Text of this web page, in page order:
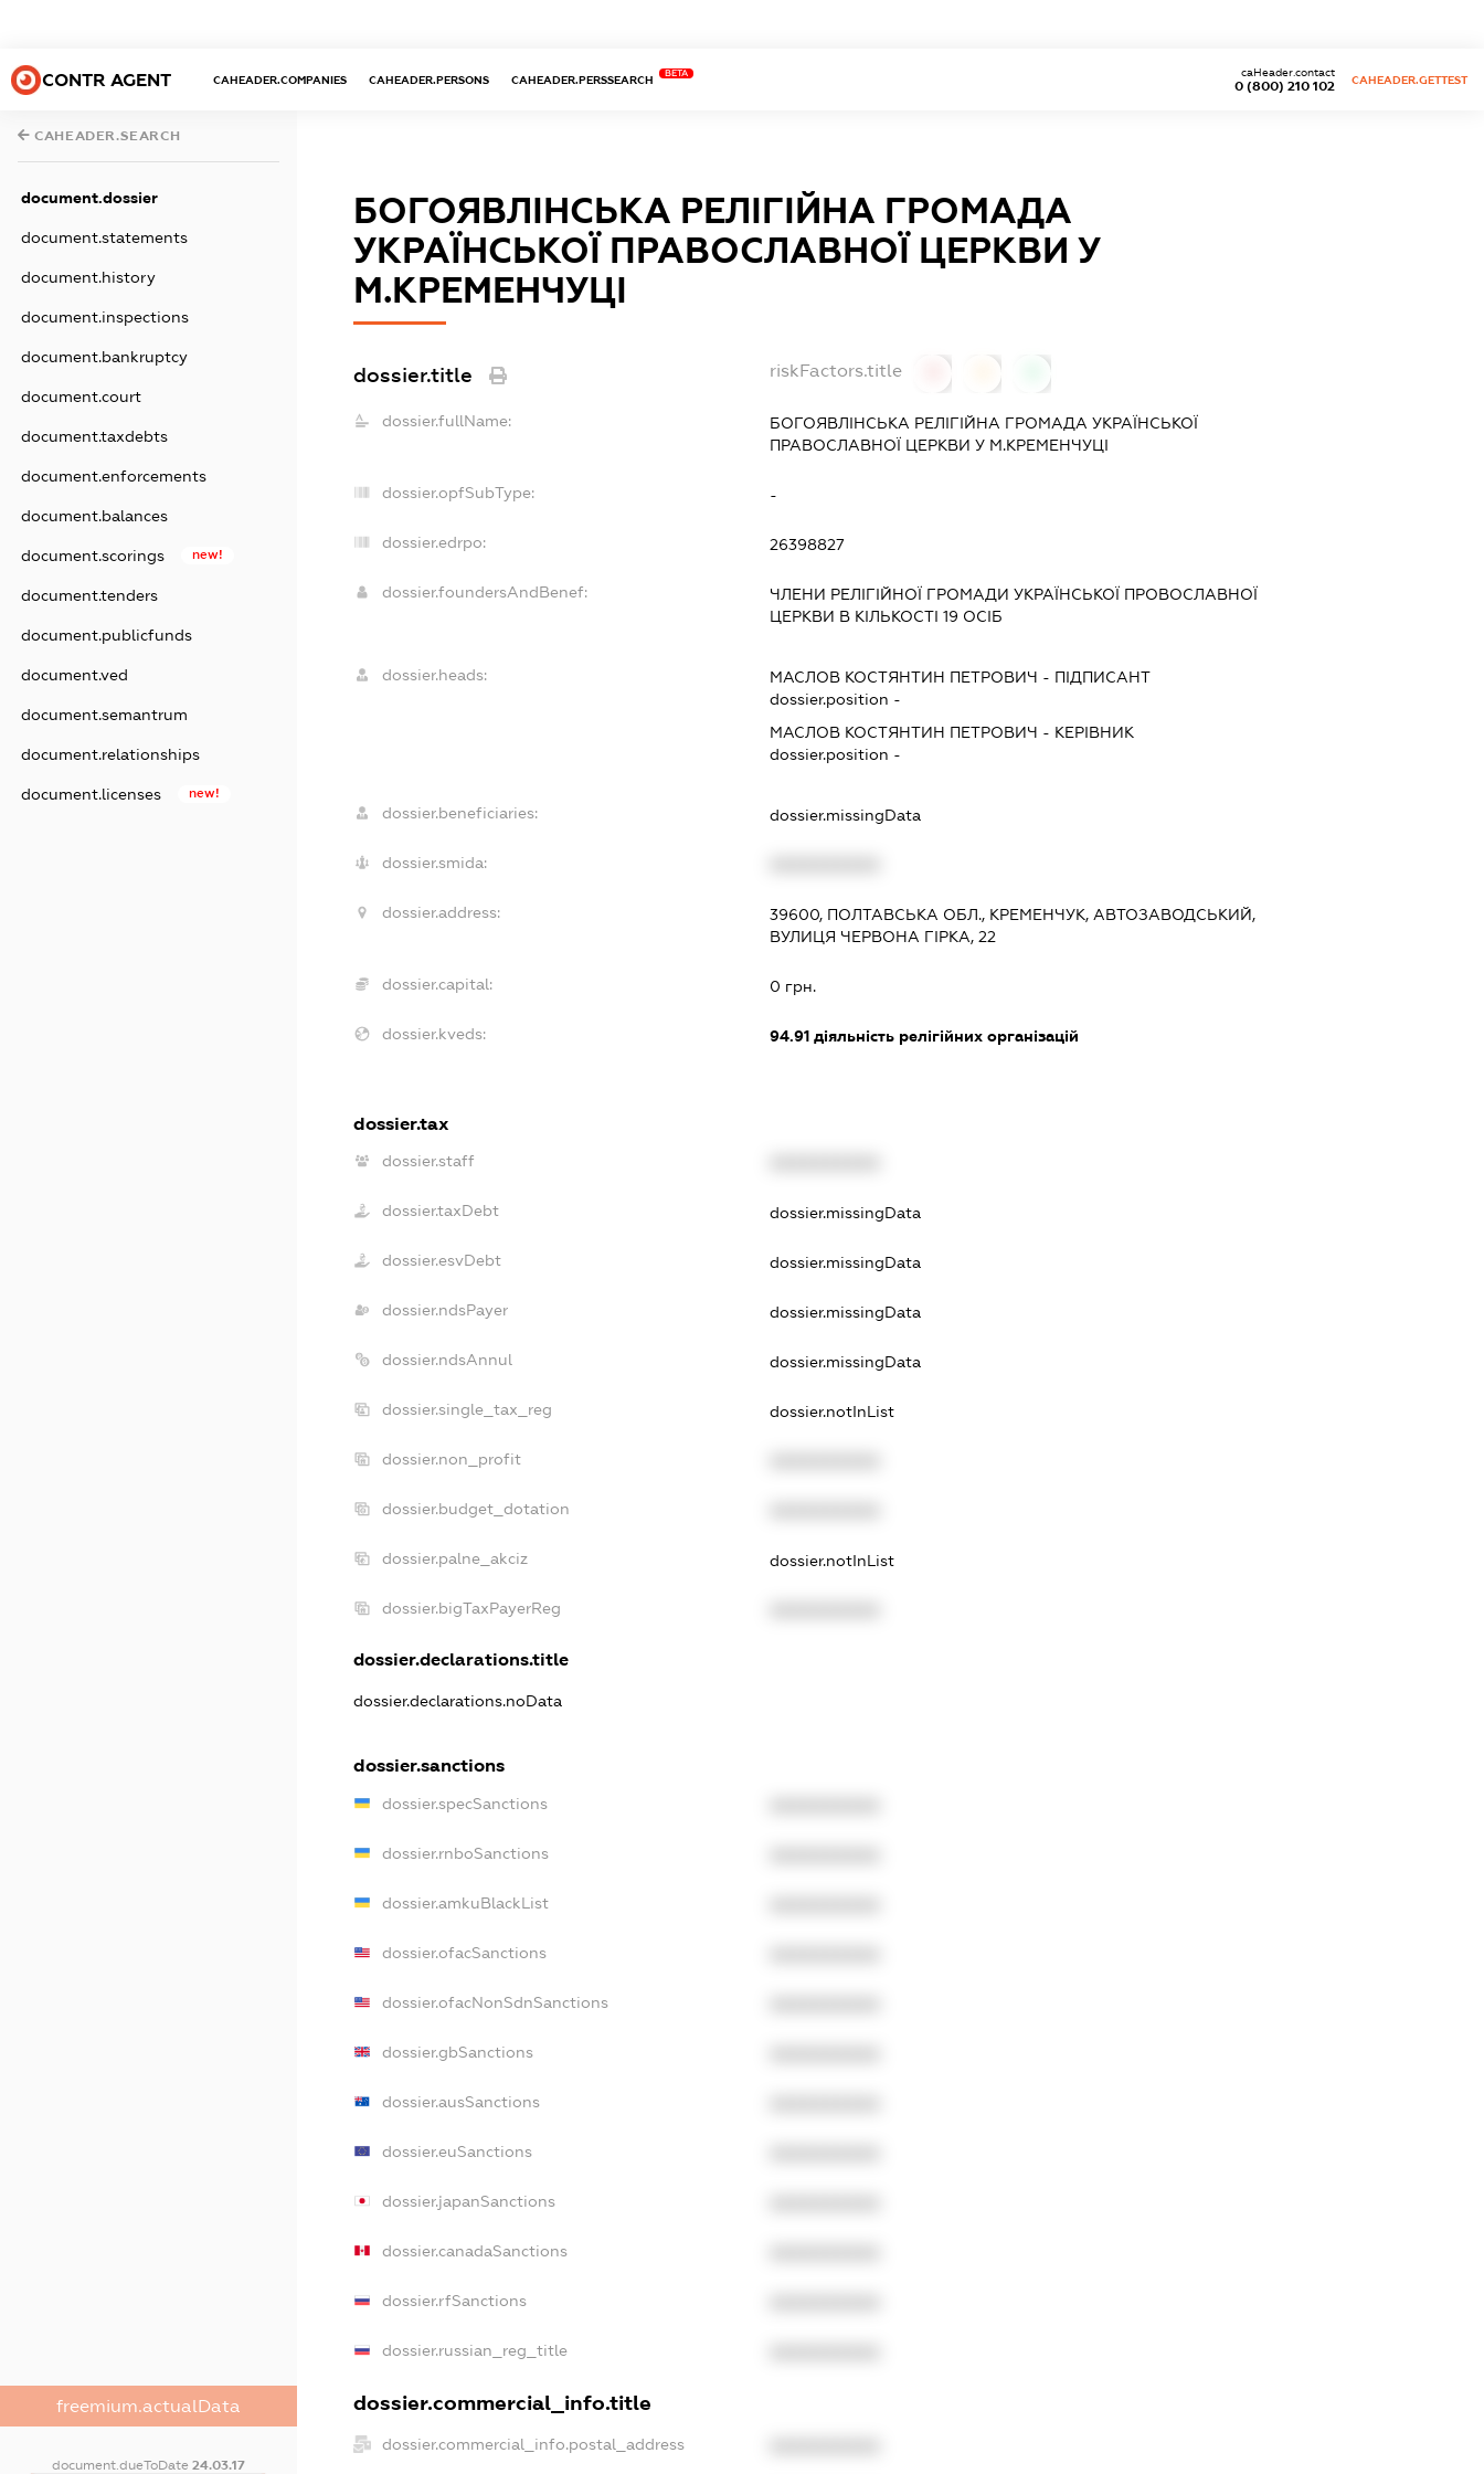
CONTR AGENT CAHEADER.COMPANIES CAHEADER.PERSONS CAHEADER.PERSSEARCH
BETA
0 (800) 210 102
caHeader.contact
CAHEADER.GETTEST
CAHEADER.SEARCH
document.dossier
document.statements
document.history
document.inspections
document.bankruptcy
document.court
document.taxdebts
document.enforcements
document.balances
document.scorings new!
document.tenders
document.publicfunds
document.ved
document.semantrum
document.relationships
document.licenses new!
freemium.actualData
document.dueToDate 24.03.17
БОГОЯВЛІНСЬКА РЕЛІГІЙНА ГРОМАДА
УКРАЇНСЬКОЇ ПРАВОСЛАВНОЇ ЦЕРКВИ У
М.КРЕМЕНЧУЦІ
dossier.title riskFactors.title
dossier.fullName:
БОГОЯВЛІНСЬКА РЕЛІГІЙНА ГРОМАДА УКРАЇНСЬКОЇ
ПРАВОСЛАВНОЇ ЦЕРКВИ У М.КРЕМЕНЧУЦІ
dossier.opfSubType: -
dossier.edrpo: 26398827
dossier.foundersAndBenef:
ЧЛЕНИ РЕЛІГІЙНОЇ ГРОМАДИ УКРАЇНСЬКОЇ ПРОВОСЛАВНОЇ
ЦЕРКВИ В КІЛЬКОСТІ 19 ОСІБ
dossier.heads: МАСЛОВ КОСТЯНТИН ПЕТРОВИЧ - ПІДПИСАНТ
dossier.position -
МАСЛОВ КОСТЯНТИН ПЕТРОВИЧ - КЕРІВНИК
dossier.position -
dossier.beneficiaries: dossier.missingData
dossier.smida:
dossier.address:
39600, ПОЛТАВСЬКА ОБЛ., КРЕМЕНЧУК, АВТОЗАВОДСЬКИЙ,
ВУЛИЦЯ ЧЕРВОНА ГІРКА, 22
dossier.capital: 0 грн.
dossier.kveds: 94.91 діяльність релігійних організацій
dossier.tax
dossier.staff
dossier.taxDebt dossier.missingData
dossier.esvDebt dossier.missingData
dossier.ndsPayer dossier.missingData
dossier.ndsAnnul dossier.missingData
dossier.single_tax_reg dossier.notInList
dossier.non_profit
dossier.budget_dotation
dossier.palne_akciz dossier.notInList
dossier.bigTaxPayerReg
dossier.declarations.title
dossier.declarations.noData
dossier.sanctions
dossier.specSanctions
dossier.rnboSanctions
dossier.amkuBlackList
dossier.ofacSanctions
dossier.ofacNonSdnSanctions
dossier.gbSanctions
dossier.ausSanctions
dossier.euSanctions
dossier.japanSanctions
dossier.canadaSanctions
dossier.rfSanctions
dossier.russian_reg_title
dossier.commercial_info.title
dossier.commercial_info.postal_address